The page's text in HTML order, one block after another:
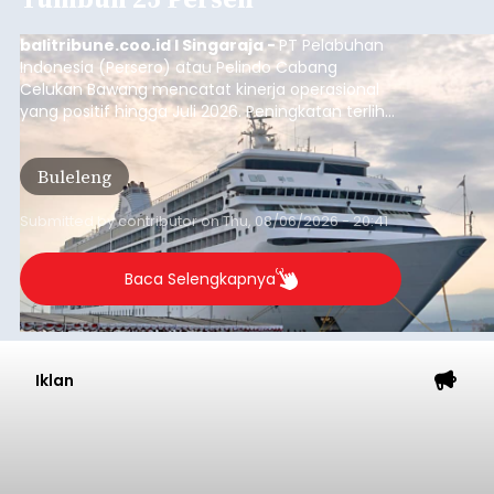
balitribune.coo.id I Singaraja -PT Pelabuhan
Indonesia (Persero) atau Pelindo Cabang
Celukan Bawang mencatat kinerja operasional
yang positif hingga Juli 2026. Peningkatan terlihat
dari arus kapal yang mencapai 1,48 juta Gross
Tonnage (GT), atau tumbuh 12,4 persen
dibandingkan periode yang sama tahun lalu
yang tercatat sebesar 1,32 juta GT.
Buleleng
Submitted bycontributoronThu, 08/06/2026 - 20:41
Baca Selengkapnya
Iklan